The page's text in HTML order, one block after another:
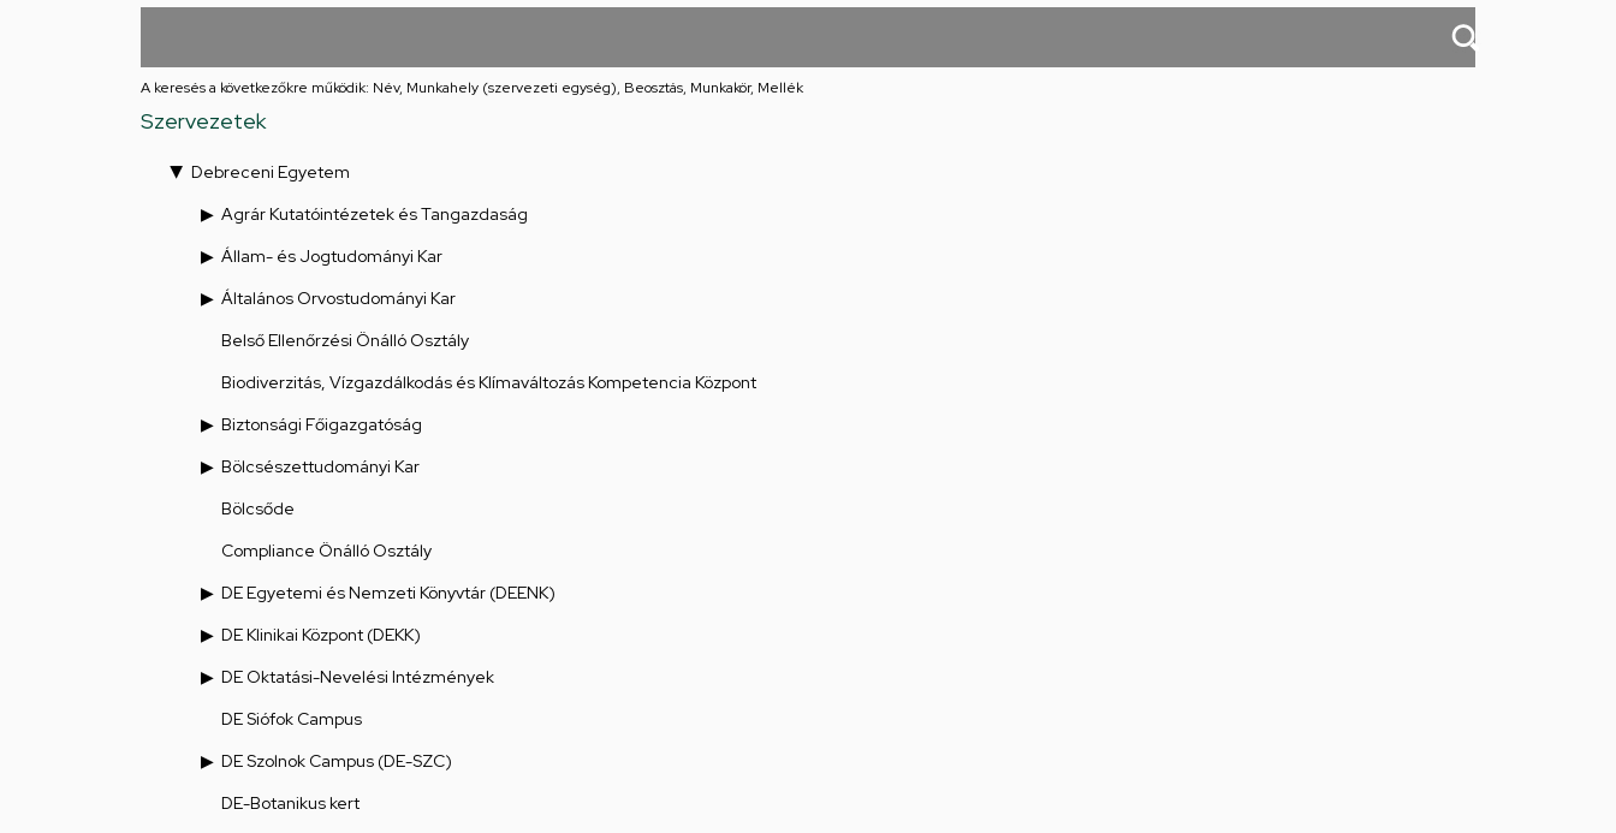
feladatellátási
A keresés a következőkre működik: Név, Munkahely (szervezeti egység), Beosztás, Munkakör, Mellék
Szervezetek
Debreceni Egyetem
Agrár Kutatóintézetek és Tangazdaság
Állam- és Jogtudományi Kar
Általános Orvostudományi Kar
Belső Ellenőrzési Önálló Osztály
Biodiverzitás, Vízgazdálkodás és Klímaváltozás Kompetencia Központ
Biztonsági Főigazgatóság
Bölcsészettudományi Kar
Bölcsőde
Compliance Önálló Osztály
DE Egyetemi és Nemzeti Könyvtár (DEENK)
DE Klinikai Központ (DEKK)
DE Oktatási-Nevelési Intézmények
DE Siófok Campus
DE Szolnok Campus (DE-SZC)
DE-Botanikus kert